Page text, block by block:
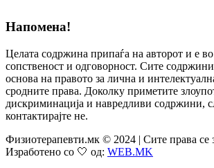
Напомена!
Целата содржина припаѓа на авторот и е
сопственост и одговорност. Сите
основа на правото за лична и
сродните права. Доколку приметите
дискриминација и навредливи содржини,
контактирајте не.
Физиотерапевти.мк © 2024 | Сите права се
Изработено со 🤍 од: WEB.MK